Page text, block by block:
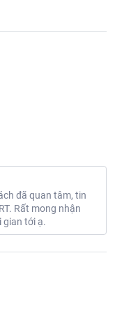
đã quan tâm, tin
Rất mong nhận
tới ạ.